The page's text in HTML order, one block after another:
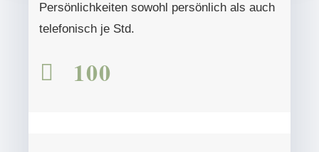
Persönlichkeiten sowohl persönlich als auch
telefonisch je Std.
 100